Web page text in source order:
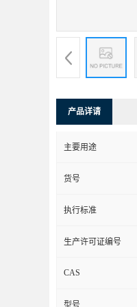
产品详请
主要用途
货号
执行标准
生产许可证编号
CAS
型号